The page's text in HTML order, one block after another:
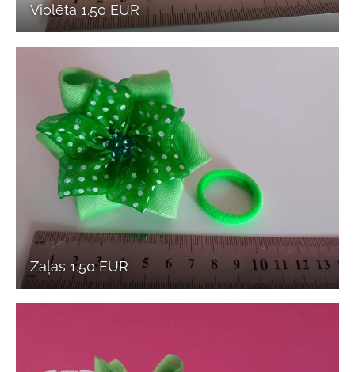
Violēta 1.50 EUR
Zaļas 1.50 EUR